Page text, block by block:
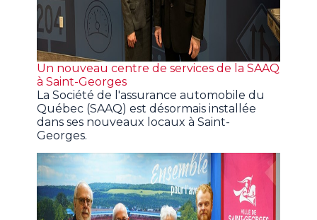
Un nouveau centre de services de la SAAQ
à Saint-Georges
La Société de l'assurance automobile du
Québec (SAAQ) est désormais installée
dans ses nouveaux locaux à Saint-
Georges.